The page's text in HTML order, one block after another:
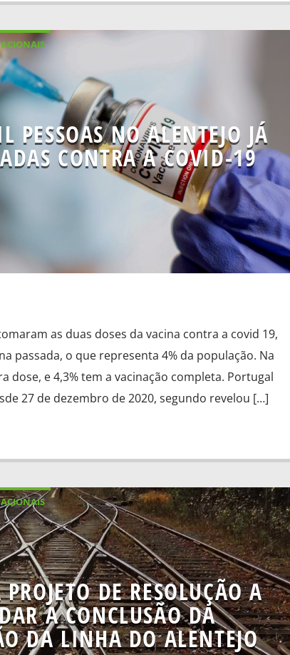
NO ALENTEJO JÁ
CONTRA A COVID-19
as duas doses da vacina contra a covid 19,
passada, o que representa 4% da população. Na
dose, e 4,3% tem a vacinação completa. Portugal
27 de dezembro de 2020, segundo revelou […]
DE RESOLUÇÃO A
A CONCLUSÃO DA
DA LINHA DO ALENTEJO